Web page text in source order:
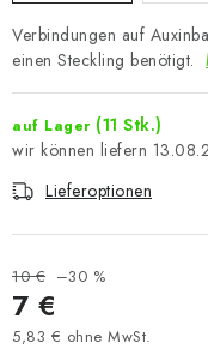
Verbindungen auf
einen Steckling benötigt.
auf Lager (11 Stk.)
Lieferoptionen
10 € –30 %
7 €
5,83 € ohne MwSt.